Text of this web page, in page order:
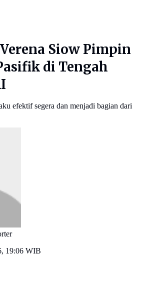
Siow Pimpin
di Tengah
efektif segera dan menjadi bagian dari
19:06 WIB